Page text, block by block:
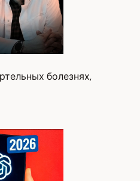
болезнях,